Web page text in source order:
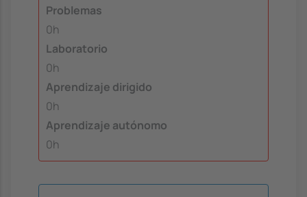
Problemas
0h
Laboratorio
0h
Aprendizaje dirigido
0h
Aprendizaje autónomo
0h